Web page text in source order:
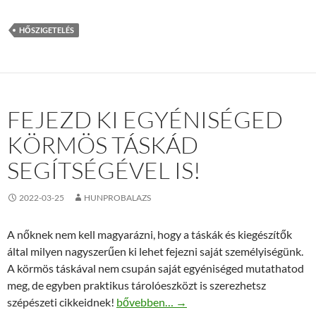
HŐSZIGETELÉS
FEJEZD KI EGYÉNISÉGED
KÖRMÖS TÁSKÁD
SEGÍTSÉGÉVEL IS!
2022-03-25 HUNPROBALAZS
A nőknek nem kell magyarázni, hogy a táskák és kiegészítők
által milyen nagyszerűen ki lehet fejezni saját személyiségünk.
A körmös táskával nem csupán saját egyéniséged mutathatod
meg, de egyben praktikus tárolóeszközt is szerezhetsz
szépészeti cikkeidnek! Fejezd ki egyéniséged körmös táskád
bővebben… →